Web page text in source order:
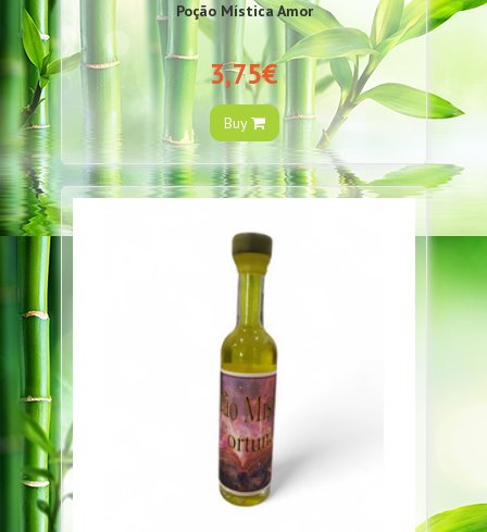
Poção Mística Amor
3,75€
Buy